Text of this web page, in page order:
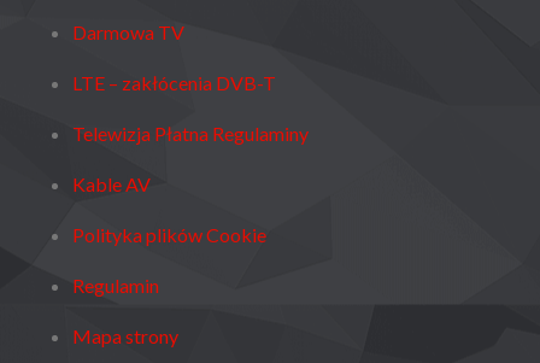
Darmowa TV
LTE – zakłócenia DVB-T
Telewizja Płatna Regulaminy
Kable AV
Polityka plików Cookie
Regulamin
Mapa strony